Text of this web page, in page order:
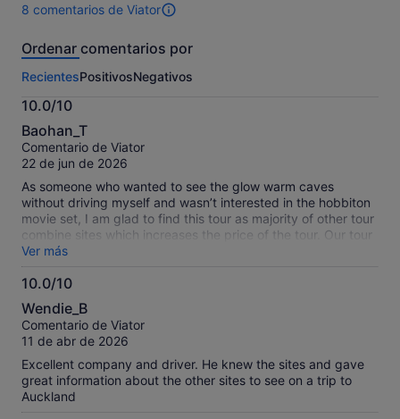
8 comentarios de Viator
8 comentarios
esta
Más
información
sobre
nuestros
comentarios
contrastados.
Ordenar comentarios por
RecientesPositivosNegativos
10.0/10
10.0
sobre
10
Baohan_T
Comentario de Viator
22 de jun de 2026
As someone who wanted to see the glow warm caves
without driving myself and wasn’t interested in the hobbiton
movie set, I am glad to find this tour as majority of other tour
combine sites which increases the price of the tour. Our tour
guide throughout the tour was also quite informative and
was fun to listen throughout the long drive. My favorite fact
was learning that cows (you see them all the time on the
whenever they want to get milked and each cow will go to
their own designated spot in line every time.
Ver más
10.0/10
10.0
sobre
10
Wendie_B
Comentario de Viator
11 de abr de 2026
Excellent company and driver. He knew the sites and gave
great information about the other sites to see on a trip to
Auckland